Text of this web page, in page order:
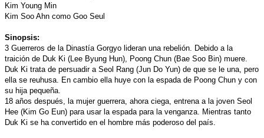
Kim Young Min
Kim Soo Ahn como Goo Seul
Sinopsis:
3 Guerreros de la Dinastía Gorgyo lideran una rebelión. Debido a la
traición de Duk Ki (Lee Byung Hun), Poong Chun (Bae Soo Bin) muere.
Duk Ki trata de persuadir a Seol Rang (Jun Do Yun) de que se le una, pero
ella se reuhusa. En cambio ella huye con la espada de Poong Chun y con
su hija pequeña.
18 años después, la mujer guerrera, ahora ciega, entrena a la joven Seol
Hee (Kim Go Eun) para usar la espada para la venganza. Mientras tanto
Duk Ki se ha convertido en el hombre más poderoso del país.